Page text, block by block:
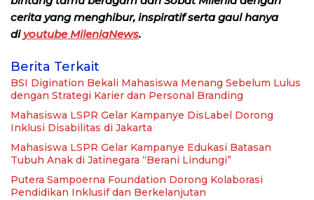
cerita yang menghibur, inspiratif serta gaul hanya
diyoutube MileniaNews.
Berita Terkait
BSI Digination Bekali Mahasiswa Menang Sebelum Lulus
dengan Strategi Karier dan Personal Branding
Mahasiswa LSPR Gelar Kampanye DisLabel Dorong
Inklusi Disabilitas di Jakarta
Mahasiswa LSPR Gelar Kampanye Edukasi Batasan
Tubuh Anak di Jatinegara “Berani Lindungi”
Putera Sampoerna Foundation Dorong Kolaborasi
Pendidikan Inklusif dan Berkelanjutan